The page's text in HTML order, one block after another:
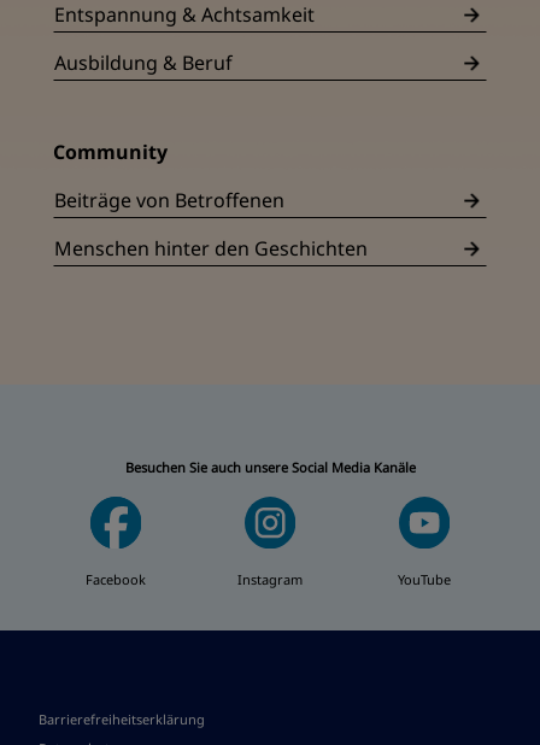
Entspannung & Achtsamkeit
Ausbildung & Beruf
Community
Beiträge von Betroffenen
Menschen hinter den Geschichten
Besuchen Sie auch unsere Social Media Kanäle
Facebook Instagram YouTube
Barrierefreiheitserklärung